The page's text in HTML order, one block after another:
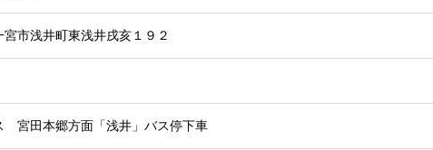
宮市浅井町東浅井戌亥１９２
宮田本郷方面「浅井」バス停下車